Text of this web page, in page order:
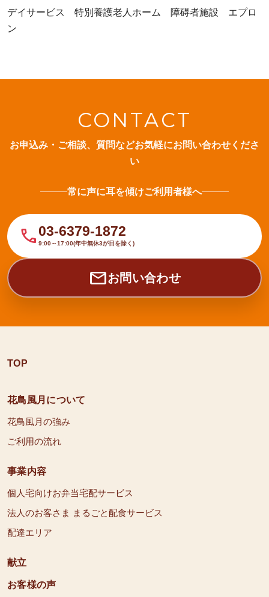
デイサービス 特別養護老人ホーム 障碍者施設 エプロ
ン
CONTACT
お申込み・ご相談、質問などお気軽にお問い合わせくださ
い
常に声に耳を傾けご利用者様へ
call03-6379-1872
9:00～17:00(年中無休3が日を除く)
mailお問い合わせ
TOP
花鳥風月について
花鳥風月の強み
ご利用の流れ
事業内容
個人宅向けお弁当宅配サービス
法人のお客さま まるごと配食サービス
配達エリア
献立
お客様の声